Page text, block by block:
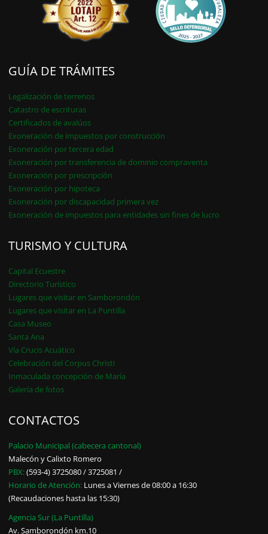
GUÍA DE TRÁMITES
Legalización de terrenos
Catastro de escrituras
Certificados de avalúos
Exoneración de impuestos por construcción
Exoneración por tercera edad
Exoneración por transferencia de dominio compraventa
Exoneración por prescripción
Exoneración por hipoteca
Exoneración por discapacidad primera vez
Exoneración de impuestos para entidades sin fines de lucro
TURISMO Y CULTURA
Capital Ecuestre
Directorio Turístico
Lugares que visitar en Samborondón
Lugares que visitar en La Puntilla
Casa Museo
Santa Ana
Vía Crucis Acuático
Celebración del Corpus Christi
Inmaculada concepción de María
Galería de fotos
CONTACTOS
Palacio Municipal (cabecera cantonal)
Malecón y Calixto Romero
PBX:(593-4) 3725080 / 3725081 /
Horario de Atención: Lunes a Viernes de 08:00 a 16:30
(Recaudaciones hasta las 15:30)
Agencia Sur (La Puntilla)
Av. Samborondón km.10